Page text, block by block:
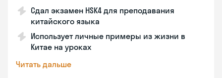
Сдал экзамен HSK4 для преподавания
китайского языка
Использует личные примеры из жизни в
Китае на уроках
Читать дальше